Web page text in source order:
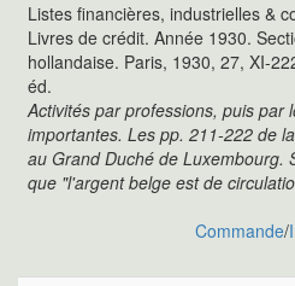
Listes financières, industrielles &
Livres de crédit. Année 1930.
hollandaise. Paris, 1930, 27, XI-
éd.
Activités par professions, puis par
importantes. Les pp. 211-222 de
au Grand Duché de Luxembourg.
que "l'argent belge est de
Commande/